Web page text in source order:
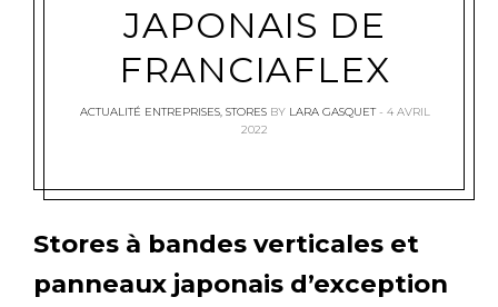
JAPONAIS DE
FRANCIAFLEX
ACTUALITÉ ENTREPRISES, STORES BY LARA GASQUET
4 AVRIL
2022
Stores à bandes verticales et
panneaux japonais d’exception